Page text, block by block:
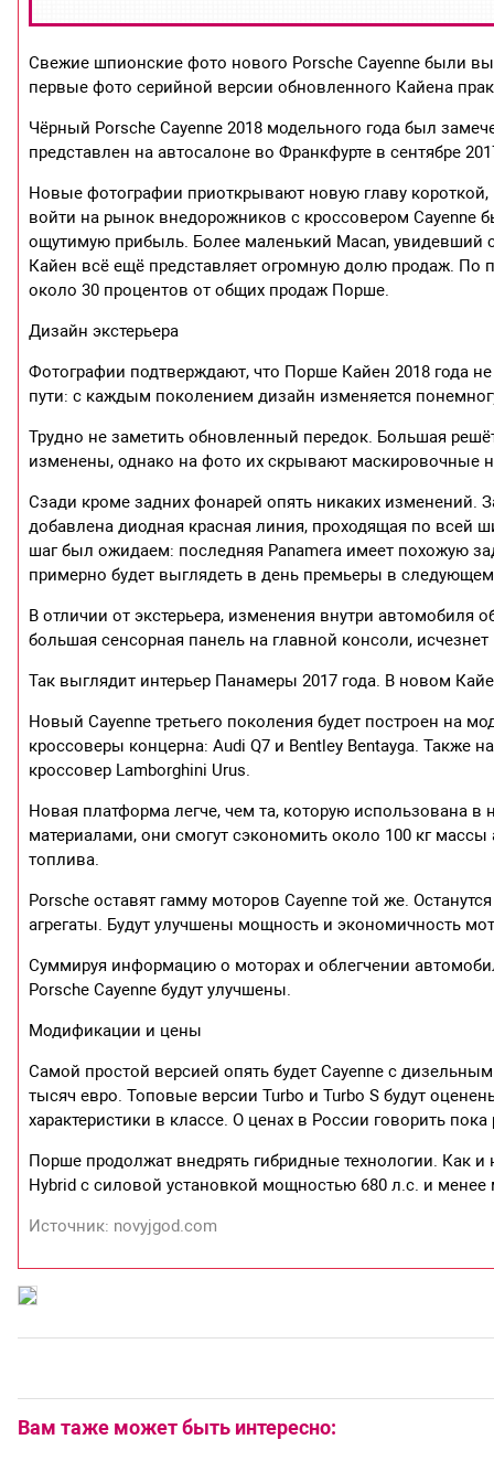
Свежие шпионские фото нового Porsche Cayenne были
первые фото серийной версии обновленного Кайена
Чёрный Porsche Cayenne 2018 модельного года был
представлен на автосалоне во Франкфурте в сентябре
Новые фотографии приоткрывают новую главу
войти на рынок внедорожников c кроссовером Cayenne
ощутимую прибыль. Более маленький Macan, увидевший
Кайен всё ещё представляет огромную долю продаж. По
около 30 процентов от общих продаж Порше.
Дизайн экстерьера
Фотографии подтверждают, что Порше Кайен 2018 года
пути: с каждым поколением дизайн изменяется
Трудно не заметить обновленный передок. Большая
изменены, однако на фото их скрывают маскировочные
Сзади кроме задних фонарей опять никаких изменений.
добавлена диодная красная линия, проходящая по всей
шаг был ожидаем: последняя Panamera имеет похожую
примерно будет выглядеть в день премьеры в следующем
В отличии от экстерьера, изменения внутри
большая сенсорная панель на главной консоли,
Так выглядит интерьер Панамеры 2017 года. В новом
Новый Cayenne третьего поколения будет построен на
кроссоверы концерна: Audi Q7 и Bentley Bentayga. Также
кроссовер Lamborghini Urus.
Новая платформа легче, чем та, которую использована
материалами, они смогут сэкономить около 100 кг
топлива.
Porsche оставят гамму моторов Cayenne той же.
агрегаты. Будут улучшены мощность и экономичность
Суммируя информацию о моторах и облегчении
Porsche Cayenne будут улучшены.
Модификации и цены
Самой простой версией опять будет Cayenne с
тысяч евро. Топовые версии Turbo и Turbo S будут
характеристики в классе. О ценах в России говорить
Порше продолжат внедрять гибридные технологии. Как и
Hybrid с силовой установкой мощностью 680 л.с. и
Источник: novyjgod.com
Вам таже может быть интересно: